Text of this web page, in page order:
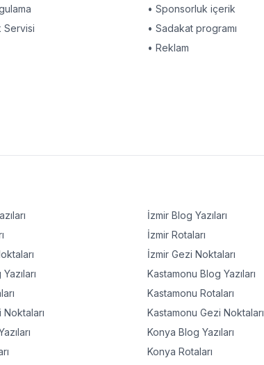
Servisi
• Sponsorluk içerik
• Sadakat programı
• Reklam
Noktaları
İzmir Blog Yazıları
İzmir Rotaları
İzmir Gezi Noktaları
Kastamonu Blog Yazıları
Kastamonu Rotaları
Kastamonu Gezi Noktaları
Konya Blog Yazıları
Konya Rotaları